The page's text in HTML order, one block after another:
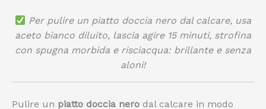
Per pulire un piatto doccia nero dal calcare, usa
aceto bianco diluito, lascia agire 15 minuti, strofina
con spugna morbida e risciacqua: brillante e senza
aloni!
Pulire un piatto doccia nero dal calcare in modo